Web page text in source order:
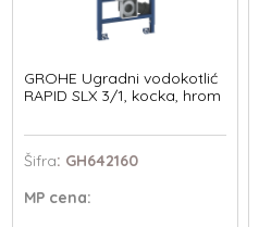
GROHE Ugradni vodokotlić
RAPID SLX 3/1, kocka, hrom
Šifra: GH642160
MP cena: